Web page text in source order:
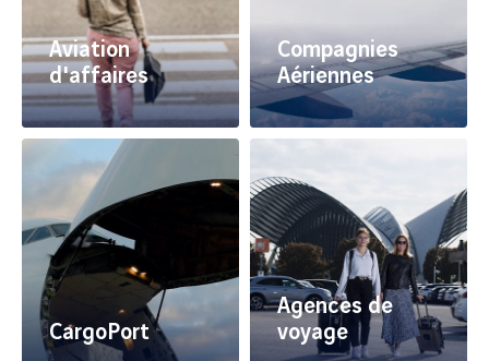
Aviation
d'affaires
Découvrez nos offres
et les informations
techniques de Lyon-
Bron
Compagnies
Aériennes
Toutes les informations
avantages et contacts
Saint Exupéry
CargoPort
Agences de
voyage